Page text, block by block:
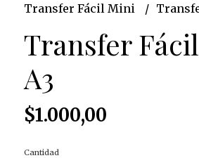
Transfer Fácil Mini
Transfer
A3
$1.000,00
Cantidad